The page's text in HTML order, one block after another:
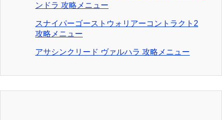
ンドラ 攻略メニュー
スナイパーゴーストウォリアーコントラクト2
攻略メニュー
アサシンクリード ヴァルハラ 攻略メニュー